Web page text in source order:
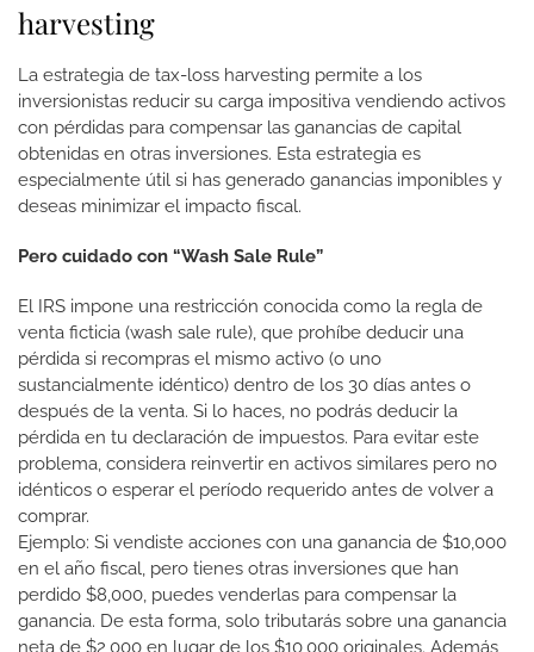
harvesting
La estrategia de tax-loss harvesting permite a los
inversionistas reducir su carga impositiva vendiendo activos
con pérdidas para compensar las ganancias de capital
obtenidas en otras inversiones. Esta estrategia es
especialmente útil si has generado ganancias imponibles y
deseas minimizar el impacto fiscal.
Pero cuidado con “Wash Sale Rule”
El IRS impone una restricción conocida como la regla de
venta ficticia (wash sale rule), que prohíbe deducir una
pérdida si recompras el mismo activo (o uno
sustancialmente idéntico) dentro de los 30 días antes o
después de la venta. Si lo haces, no podrás deducir la
pérdida en tu declaración de impuestos. Para evitar este
problema, considera reinvertir en activos similares pero no
idénticos o esperar el período requerido antes de volver a
comprar.
Ejemplo: Si vendiste acciones con una ganancia de $10,000
en el año fiscal, pero tienes otras inversiones que han
perdido $8,000, puedes venderlas para compensar la
ganancia. De esta forma, solo tributarás sobre una ganancia
neta de $2,000 en lugar de los $10,000 originales. Además,